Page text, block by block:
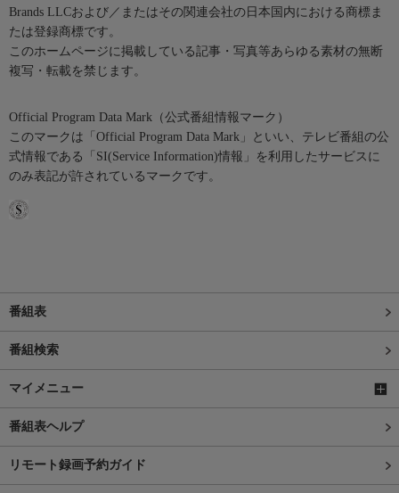
Brands LLCおよび／またはその関連会社の日本国内における商標ま
たは登録商標です。
このホームページに掲載している記事・写真等あらゆる素材の無断
複写・転載を禁じます。
Official Program Data Mark（公式番組情報マーク）
このマークは「Official Program Data Mark」といい、テレビ番組の公
式情報である「SI(Service Information)情報」を利用したサービスに
のみ表記が許されているマークです。
番組表
番組検索
マイメニュー
番組表ヘルプ
リモート録画予約ガイド